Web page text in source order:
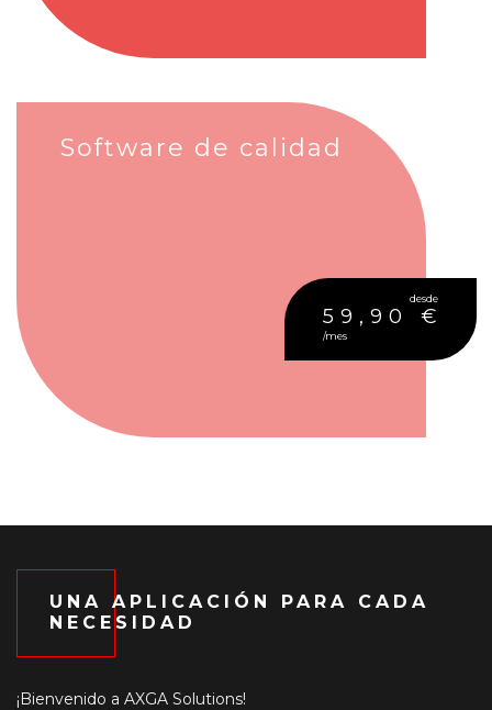
Software de calidad
desde
59,90 €
/mes
UNA APLICACIÓN PARA CADA
NECESIDAD
¡Bienvenido a AXGA Solutions!